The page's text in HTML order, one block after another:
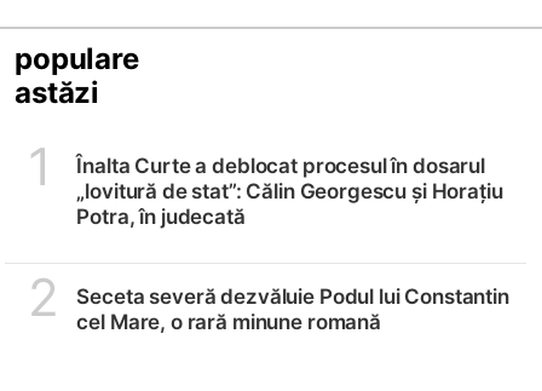
populare
astăzi
1
Înalta Curte a deblocat procesul în dosarul
„lovitură de stat”: Călin Georgescu și Horațiu
Potra, în judecată
2
Seceta severă dezvăluie Podul lui Constantin
cel Mare, o rară minune romană